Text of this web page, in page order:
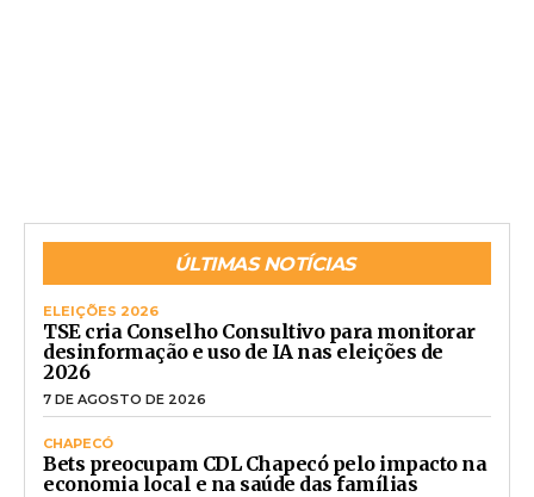
ÚLTIMAS NOTÍCIAS
ELEIÇÕES 2026
TSE cria Conselho Consultivo para monitorar
desinformação e uso de IA nas eleições de
2026
7 DE AGOSTO DE 2026
CHAPECÓ
Bets preocupam CDL Chapecó pelo impacto na
economia local e na saúde das famílias